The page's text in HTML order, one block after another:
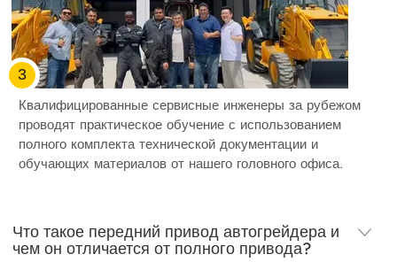
3
Квалифицированные сервисные инженеры за рубежом
проводят практическое обучение с использованием
полного комплекта технической документации и
обучающих материалов от нашего головного офиса.
Что такое передний привод автогрейдера и
чем он отличается от полного привода?